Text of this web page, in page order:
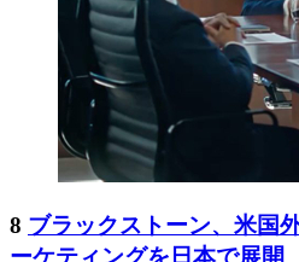
8 ブラックストーン、米国
ーケティングを日本で展開